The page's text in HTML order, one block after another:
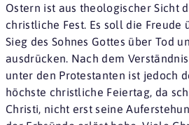
Ostern ist aus theologischer Sicht
christliche Fest. Es soll die Freude
Sieg des Sohnes Gottes über Tod
ausdrücken. Nach dem
unter den Protestanten ist jedoch
höchste christliche Feiertag, da
Christi, nicht erst seine